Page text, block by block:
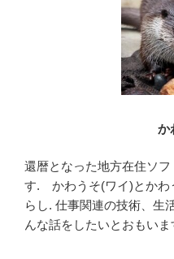
か
還暦となった地方在住ソ
す. かわうそ(ワイ)とかわ
らし. 仕事関連の技術、生
んな話をしたいとおもいま